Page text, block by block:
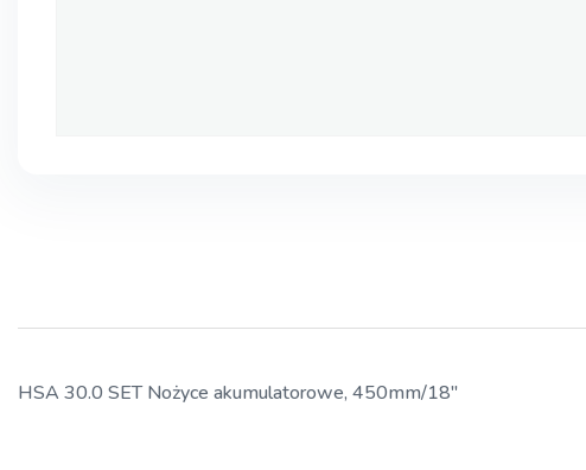
HSA 30.0 SET Nożyce akumulatorowe, 450mm/18″